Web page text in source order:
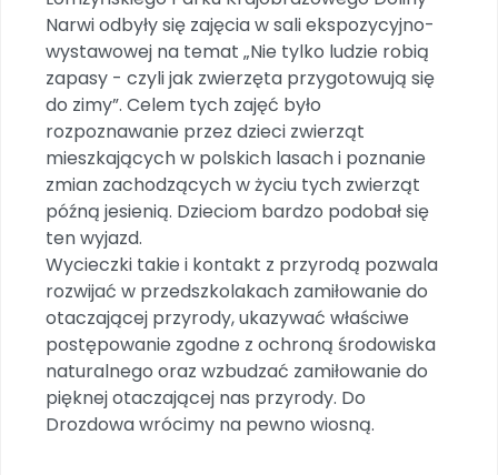
POLECAMY
Wybierz prezent
Przy zamówieniu prenumeraty
Zaplanuj rok przedszkolny
Materiały na nowy rok
Archiwalne numery
Pomoc
Letnia wyprzedaż
Promocje w sklepie
Nowości
Zapowiedzi
Polecamy
Promocje
Bliżej Pieska
Pomoc zwierzętom
Książka (dla) Przedszkolaka
Promowanie czytelnictwa
YouTube
Filmy edukacyjne
Narwi odbyły się zajęcia w sali ekspozycyjno-
wystawowej na temat „Nie tylko ludzie robią
zapasy - czyli jak zwierzęta przygotowują się
do zimy”. Celem tych zajęć było
rozpoznawanie przez dzieci zwierząt
mieszkających w polskich lasach i poznanie
zmian zachodzących w życiu tych zwierząt
późną jesienią. Dzieciom bardzo podobał się
ten wyjazd.
Wycieczki takie i kontakt z przyrodą pozwala
rozwijać w przedszkolakach zamiłowanie do
otaczającej przyrody, ukazywać właściwe
postępowanie zgodne z ochroną środowiska
naturalnego oraz wzbudzać zamiłowanie do
pięknej otaczającej nas przyrody. Do
Drozdowa wrócimy na pewno wiosną.